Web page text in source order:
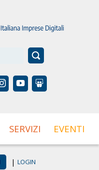
SERVIZI EVENTI
| LOGIN